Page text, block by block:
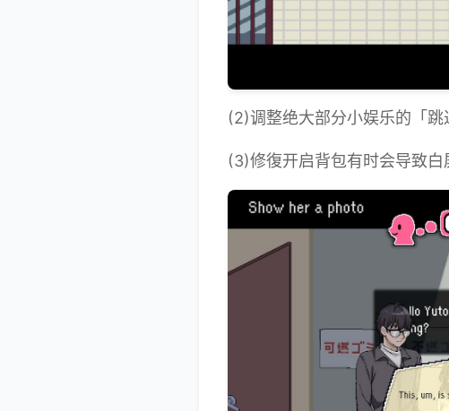
(2)调整绝大部分小娱乐的「跳
(3)修復开启背包有时会导致白